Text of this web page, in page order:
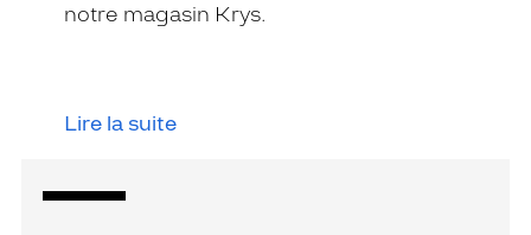
notre magasin Krys.
Lire la suite